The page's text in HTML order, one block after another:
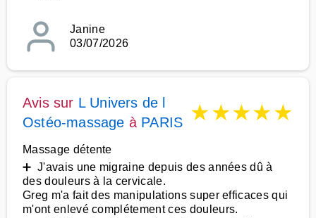
Janine
03/07/2026
Avis sur L Univers de l
Ostéo-massage à PARIS ★★★★★
Massage détente
➕ J'avais une migraine depuis des années dû à
des douleurs à la cervicale.
Greg m'a fait des manipulations super efficaces qui
m'ont enlevé complétement ces douleurs.